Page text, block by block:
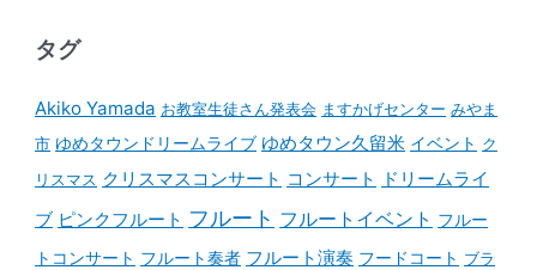
タグ
Akiko Yamada お教室生徒さん発表会 ますかげセンター みやま
市 ゆめタウンドリームライブ ゆめタウン久留米 イベント ク
リスマス クリスマスコンサート コンサート
ドリームライ
ブ ピンクフルート フルート フルートイベント フルー
トコンサート フルート奏者 フルート演奏 フードコート ブラ